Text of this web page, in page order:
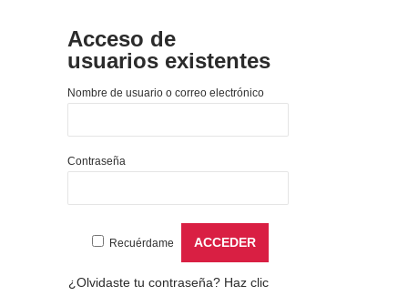
Acceso de
usuarios existentes
Nombre de usuario o correo electrónico
Contraseña
Recuérdame
¿Olvidaste tu contraseña? Haz clic